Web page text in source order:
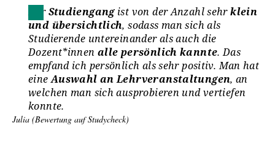
Sprachkurse in 16 modernen und alten
(Fremd-)Sprachen an.
Es unterstützt Sie bei Neuerwerb und Vertiefung von
Sprachkenntnissen.
www.uni-erfurt.de/sprachenzentrum
Internationale Bewerber*innen
Studienbewerber*innen, deren Muttersprache nicht
DerStudiengang ist von der Anzahl sehrklein
und übersichtlich, sodass man sich als
Studierende untereinander als auch die
Dozent*innen alle persönlich kannte. Das
empfand ich persönlich als sehr positiv. Man hat
eineAuswahl an Lehrveranstaltungen, an
welchen man sich ausprobieren und vertiefen
konnte.
Julia (Bewertung auf Studycheck)